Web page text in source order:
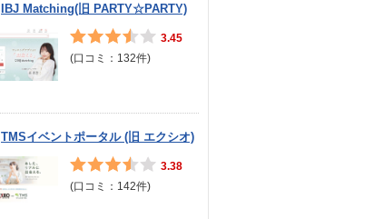
IBJ Matching(旧 PARTY☆PARTY)
3.45
(口コミ： 132件)
TMSイベントポータル (旧 エクシオ)
3.38
(口コミ： 142件)